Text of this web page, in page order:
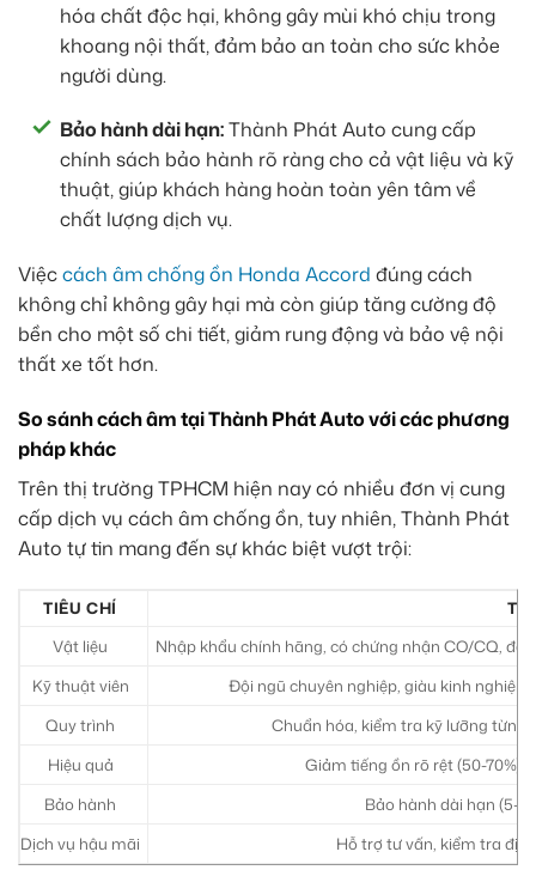
hóa chất độc hại, không gây mùi khó chịu trong
khoang nội thất, đảm bảo an toàn cho sức khỏe
người dùng.
Bảo hành dài hạn:Thành Phát Auto cung cấp
chính sách bảo hành rõ ràng cho cả vật liệu và kỹ
thuật, giúp khách hàng hoàn toàn yên tâm về
chất lượng dịch vụ.
Việccách âm chống ồn Honda Accord đúng cách
không chỉ không gây hại mà còn giúp tăng cường độ
bền cho một số chi tiết, giảm rung động và bảo vệ nội
thất xe tốt hơn.
So sánh cách âm tại Thành Phát Auto với các phương
pháp khác
Trên thị trường TPHCM hiện nay có nhiều đơn vị cung
cấp dịch vụ cách âm chống ồn, tuy nhiên, Thành Phát
Auto tự tin mang đến sự khác biệt vượt trội:
TIÊU CHÍ
Vật liệu
Nhập khẩu chính hãng, có chứng nhận CO/CQ, đa
Kỹ thuật viên
Đội ngũ chuyên nghiệp, giàu kinh
Quy trình
Chuẩn hóa, kiểm tra kỹ lưỡng từng
Hiệu quả
Giảm tiếng ồn rõ rệt (50-70%),
Bảo hành
Bảo hành dài hạn (5-
Dịch vụ hậu mãi
Hỗ trợ tư vấn, kiểm tra